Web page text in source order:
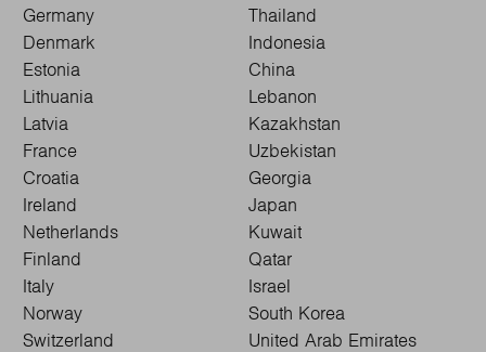
Germany
Denmark
Estonia
Lithuania
Latvia
France
Croatia
Ireland
Netherlands
Finland
Italy
Norway
Switzerland
Thailand
Indonesia
China
Lebanon
Kazakhstan
Uzbekistan
Georgia
Japan
Kuwait
Qatar
Israel
South Korea
United Arab Emirates